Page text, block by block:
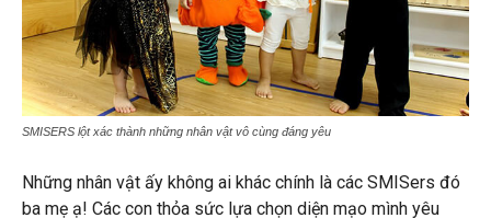
SMISERS lột xác thành những nhân vật vô cùng đáng yêu
Những nhân vật ấy không ai khác chính là các SMISers đó
ba mẹ ạ! Các con thỏa sức lựa chọn diện mạo mình yêu